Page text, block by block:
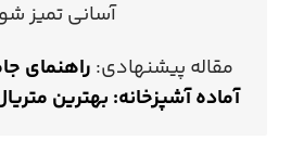
آسانی تمیز
مقاله پیشنهادی: راهنمای
آماده آشپزخانه: بهترین